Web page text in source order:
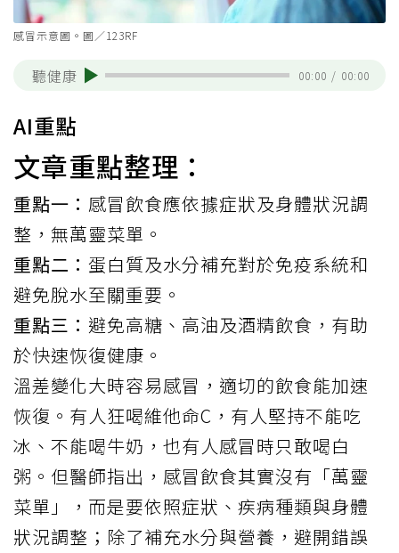
感冒示意圖。圖／123RF
聽健康 00:00 / 00:00
AI重點
文章重點整理：
重點一： 感冒飲食應依據症狀及身體狀況調
整，無萬靈菜單。
重點二： 蛋白質及水分補充對於免疫系統和
避免脫水至關重要。
重點三： 避免高糖、高油及酒精飲食，有助
於快速恢復健康。
溫差變化大時容易感冒，適切的飲食能加速
恢復。有人狂喝維他命C，有人堅持不能吃
冰、不能喝牛奶，也有人感冒時只敢喝白
粥。但醫師指出，感冒飲食其實沒有「萬靈
菜單」，而是要依照症狀、疾病種類與身體
狀況調整；除了補充水分與營養，避開錯誤